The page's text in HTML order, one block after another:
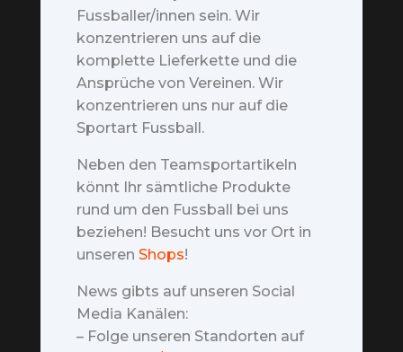
Fussballer/innen sein. Wir
konzentrieren uns auf die
komplette Lieferkette und die
Ansprüche von Vereinen. Wir
konzentrieren uns nur auf die
Sportart Fussball.
Neben den Teamsportartikeln
könnt Ihr sämtliche Produkte
rund um den Fussball bei uns
beziehen! Besucht uns vor Ort in
unseren Shops!
News gibts auf unseren Social
Media Kanälen:
– Folge unseren Standorten auf